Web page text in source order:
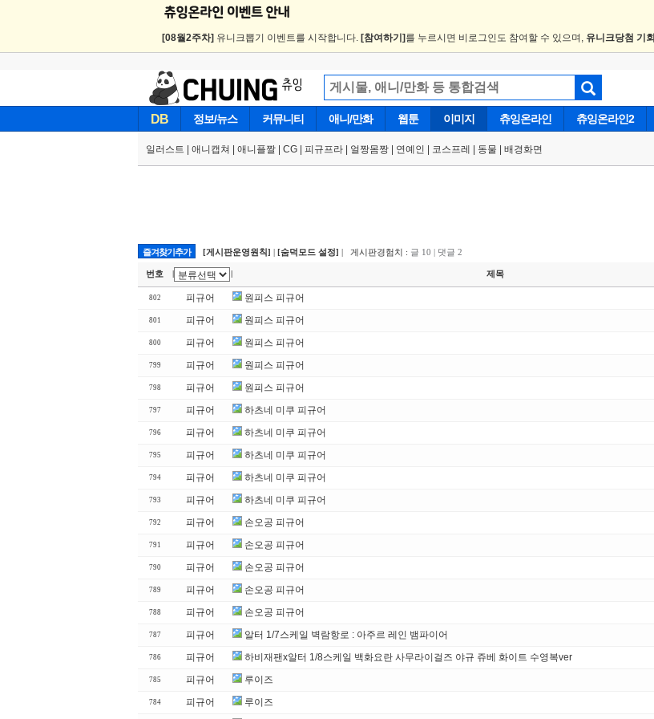
[08월2주차] 유니크뽑기 이벤트를 시작합니다. [참여하기] 를 누르시면 비로그인도 참여할 수 있으며, 유니크당첨 기회
DB 정보/뉴스 커뮤니티 애니/만화 웹툰 이미지 츄잉온라인 츄잉온라인2
일러스트 애니캡쳐 애니플짤 CG 피규프라 얼짱몸짱 연예인 코스프레 동물 배경화면
즐겨찾기추가
[게시판운영원칙] | [숨덕모드 설정] | 게시판경험치 : 글 10 | 댓글 2
번호 제목
802 피규어 원피스 피규어
801 피규어 원피스 피규어
800 피규어 원피스 피규어
799 피규어 원피스 피규어
798 피규어 원피스 피규어
797 피규어 하츠네 미쿠 피규어
796 피규어 하츠네 미쿠 피규어
795 피규어 하츠네 미쿠 피규어
794 피규어 하츠네 미쿠 피규어
793 피규어 하츠네 미쿠 피규어
792 피규어 손오공 피규어
791 피규어 손오공 피규어
790 피규어 손오공 피규어
789 피규어 손오공 피규어
788 피규어 손오공 피규어
787 피규어 알터 1/7스케일 벽람항로 : 아주르 레인 뱀파이어
786 피규어 하비재팬x알터 1/8스케일 백화요란 사무라이걸즈 야규 쥬베 화이트 수영복ver
785 피규어 루이즈
784 피규어 루이즈